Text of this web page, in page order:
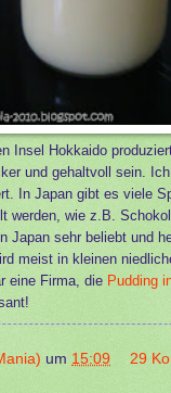
Insel Hokkaido
und gehaltvoll sein.
In Japan gibt es viele
werden, wie z.B.
Japan sehr beliebt und
meist in kleinen
eine Firma, die Pudding
um 15:09 29